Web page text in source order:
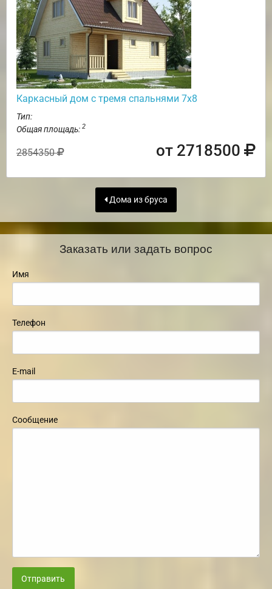
Каркасный дом с тремя спальнями 7х8
Тип:
Общая площадь: 2
2854350 от 2718500
Дома из бруса
Заказать или задать вопрос
Имя
Телефон
E-mail
Сообщение
Отправить